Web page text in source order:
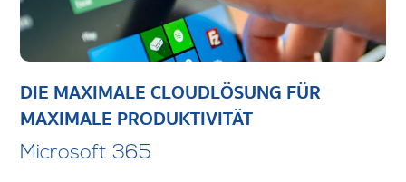
DIE MAXIMALE CLOUDLÖSUNG FÜR
MAXIMALE PRODUKTIVITÄT
Microsoft 365